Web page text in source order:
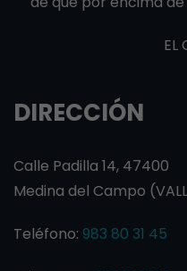
EL
DIRECCIÓN
Calle Padilla 14, 47400
Medina del Campo
Teléfono: 983 80 31 45